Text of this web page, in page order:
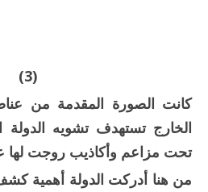
كانت الصورة المقدمة من
الخارج تستهدف تشويه الدولة
تحت مزاعم وأكاذيب روجت لها
من هنا أدركت الدولة أهمية كشف